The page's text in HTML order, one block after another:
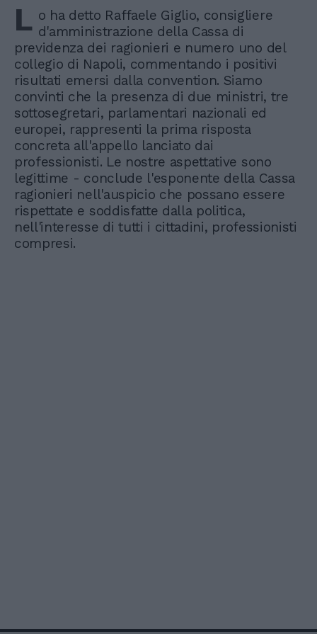
L o ha detto Raffaele Giglio, consigliere
d'amministrazione della Cassa di
previdenza dei ragionieri e numero uno del
collegio di Napoli, commentando i positivi
risultati emersi dalla convention. Siamo
convinti che la presenza di due ministri, tre
sottosegretari, parlamentari nazionali ed
europei, rappresenti la prima risposta
concreta all'appello lanciato dai
professionisti. Le nostre aspettative sono
legittime - conclude l'esponente della Cassa
ragionieri nell'auspicio che possano essere
rispettate e soddisfatte dalla politica,
nell'interesse di tutti i cittadini, professionisti
compresi.